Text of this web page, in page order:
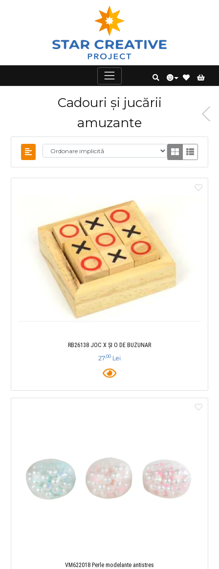
Cadouri și jucării
amuzante
RB26138 JOC X ȘI O DE BUZUNAR
27,00 Lei
VM622018 Perle modelante antistres